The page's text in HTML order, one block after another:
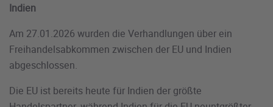
Indien
Am 27.01.2026 wurden die Verhandlungen über ein
Freihandelsabkommen zwischen der EU und Indien
abgeschlossen.
Die EU ist bereits heute für Indien der größte